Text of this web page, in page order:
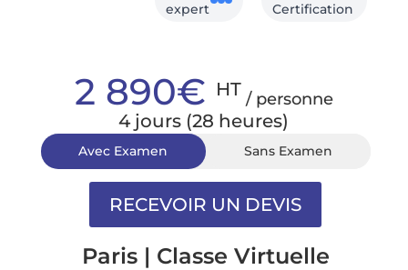
expert
Certification
2 890€ HT / personne
4 jours (28 heures)
Avec Examen Sans Examen
Paris | Classe Virtuelle